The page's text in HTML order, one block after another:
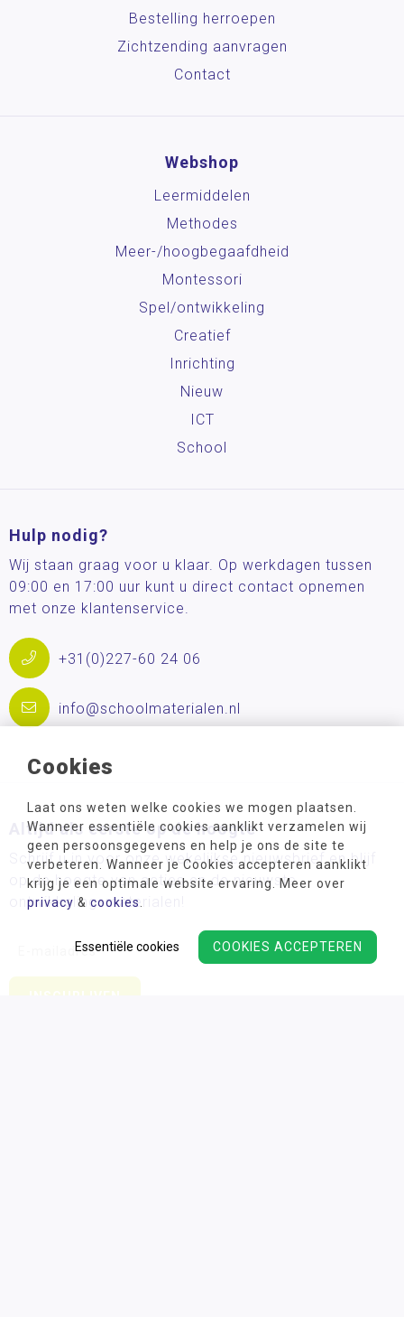
Cookies
Laat ons weten welke cookies we mogen plaatsen.
Wanneer essentiële cookies aanklikt verzamelen wij
geen persoonsgegevens en help je ons de site te
verbeteren. Wanneer je Cookies accepteren aanklikt
krijg je een optimale website ervaring. Meer over
privacy & cookies
COOKIES ACCEPTEREN
Essentiële cookies
Bestelling herroepen
Zichtzending aanvragen
Contact
Webshop
Leermiddelen
Methodes
Meer-/hoog­begaafdheid
Montessori
Spel/ontwikkeling
Creatief
Inrichting
Nieuw
ICT
School
Hulp nodig?
Wij staan graag voor u klaar. Op werkdagen tussen
09:00 en 17:00 uur kunt u direct contact opnemen
met onze klantenservice.
+31(0)227-60 24 06
info@schoolmaterialen.nl
Altijd als eerste op de hoogte
Schrijf u in voor onze wekelijkse nieuwsbrief en blijf
op de hoogte van acties en de nieuwste
ontwikkelingsmaterialen!